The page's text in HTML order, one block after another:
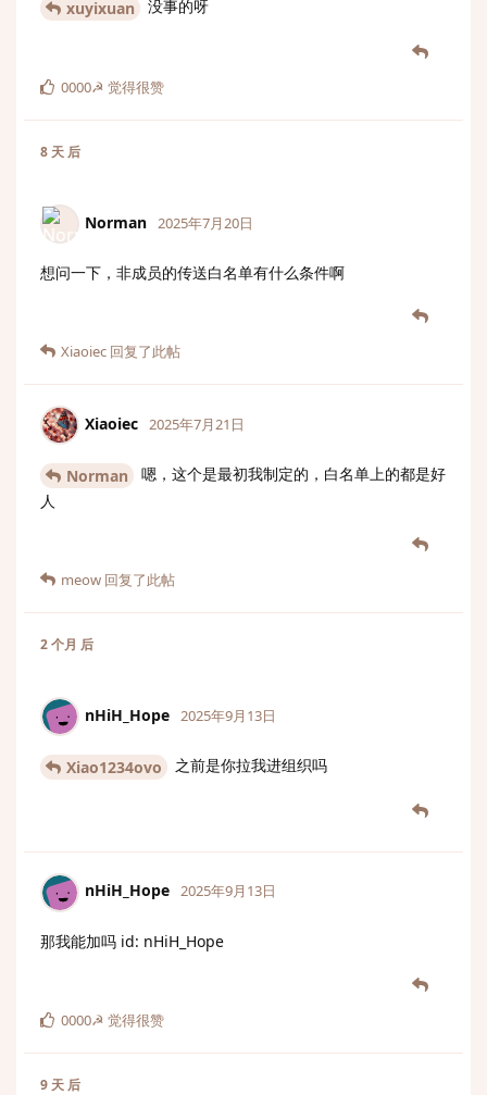
xuyixuan 没事的呀
0000☭ 觉得很赞
8 天 后
Norman 2025年7月20日
想问一下，非成员的传送白名单有什么条件啊
Xiaoiec 回复了此帖
Xiaoiec 2025年7月21日
Norman
嗯，这个是最初我制定的，白名单上的都是好
人
meow 回复了此帖
2 个月 后
nHiH_Hope 2025年9月13日
Xiao1234ovo 之前是你拉我进组织吗
nHiH_Hope 2025年9月13日
那我能加吗 id: nHiH_Hope
0000☭ 觉得很赞
9 天 后